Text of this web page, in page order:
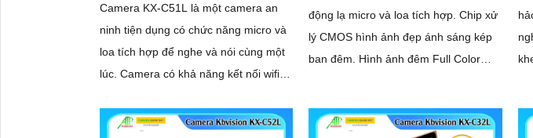
Camera KX-C51L là một camera an
ninh tiện dụng có chức năng micro và
loa tích hợp để nghe và nói cùng một
lúc. Camera có khả năng kết nối wifi
cho hình ảnh sắc nét đến 5
động lạ micro và loa tích hợp. Chip xử
lý CMOS hình ảnh đẹp ánh sáng kép
ban đêm. Hình ảnh đêm Full Color